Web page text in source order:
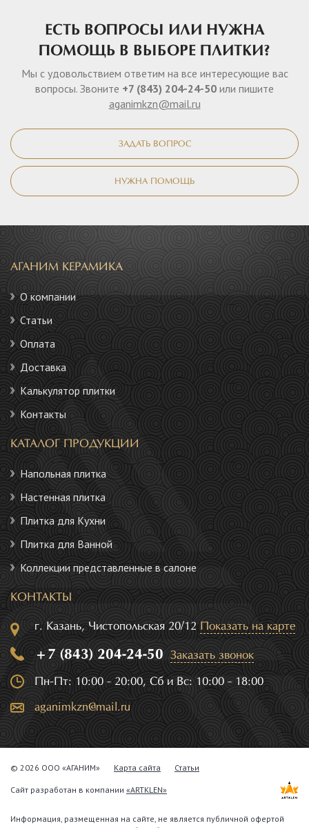
ЕСТЬ ВОПРОСЫ ИЛИ НУЖНА
ПОМОЩЬ В ВЫБОРЕ ПЛИТКИ?
Мы с удовольствием ответим на все интересующие вас
вопросы. Звоните +7 (843) 204-24-50 или пишите
aganimkzn@mail.ru
ЗАДАТЬ ВОПРОС
НУЖНА ПОМОЩЬ
АГАНИМ КЕРАМИКА
О компании
Статьи
Оплата
Доставка
Калькулятор плитки
Контакты
КАТАЛОГ ПРОДУКЦИИ
Напольная плитка
Настенная плитка
Плитка для Кухни
Плитка для Ванной
Коллекции представленные в салоне
КОНТАКТЫ
г. Казань, Чистопольская 20/12 Показать на карте
+7 (843) 204-24-50 Заказать звонок
Пн-Пт: 10:00 - 20:00, Сб и Вс: 10:00 - 18:00
aganimkzn@mail.ru
© 2026 ООО «АГАНИМ» Карта сайта Статьи
Сайт разработан в компании «ARTKLEN»
Информация, размещенная на сайте, не является публичной офертой